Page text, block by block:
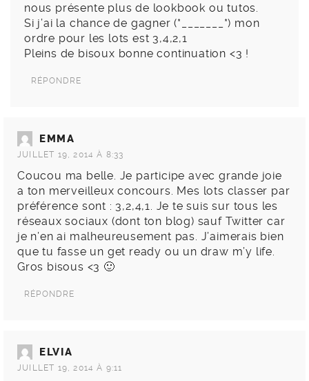
nous présente plus de lookbook ou tutos.
Si j’ai la chance de gagner (*_______*) mon
ordre pour les lots est 3,4,2,1
Pleins de bisoux bonne continuation <3 !
RÉPONDRE
EMMA
JUILLET 19, 2014 À 8:33
Coucou ma belle. Je participe avec grande joie
a ton merveilleux concours. Mes lots classer par
préférence sont : 3,2,4,1. Je te suis sur tous les
réseaux sociaux (dont ton blog) sauf Twitter car
je n’en ai malheureusement pas. J’aimerais bien
que tu fasse un get ready ou un draw m’y life.
Gros bisous <3 🙂
RÉPONDRE
ELVIA
JUILLET 19, 2014 À 9:11